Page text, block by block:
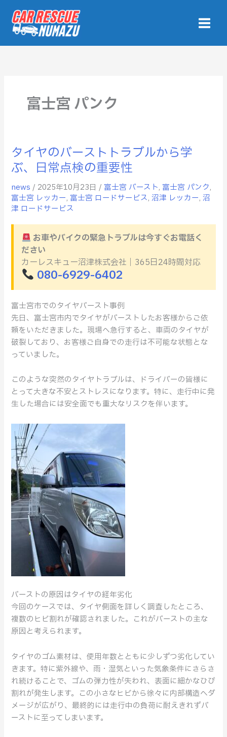
富士宮 パンク
タイヤのバーストトラブルから学
ぶ、日常点検の重要性
news / 2025年10月23日/ 富士宮 バースト, 富士宮 パンク,
富士宮 レッカー, 富士宮 ロードサービス,沼津 レッカー,沼
津 ロードサービス
お車やバイクの緊急トラブルは今すぐお電話く
ださい
カーレスキュー沼津株式会社｜365日24時間対応
080-6929-6402
富士宮市でのタイヤバースト事例
先日、富士宮市内でタイヤがバーストしたお客様からご依
頼をいただきました。現場へ急行すると、車両のタイヤが
破裂しており、お客様ご自身での走行は不可能な状態とな
っていました。
このような突然のタイヤトラブルは、ドライバーの皆様に
とって大きな不安とストレスになります。特に、走行中に発
生した場合には安全面でも重大なリスクを伴います。
バーストの原因はタイヤの経年劣化
今回のケースでは、タイヤ側面を詳しく調査したところ、
複数のヒビ割れが確認されました。これがバーストの主な
原因と考えられます。
タイヤのゴム素材は、使用年数とともに少しずつ劣化してい
きます。特に紫外線や、雨・湿気といった気象条件にさらさ
れ続けることで、ゴムの弾力性が失われ、表面に細かなひび
割れが発生します。この小さなヒビから徐々に内部構造へダ
メージが広がり、最終的には走行中の負荷に耐えきれずバ
ーストに至ってしまいます。
タ
イ
ヤ
の
バ
ー
ス
ら
学
ぶ、
日
常
検
の
重
性